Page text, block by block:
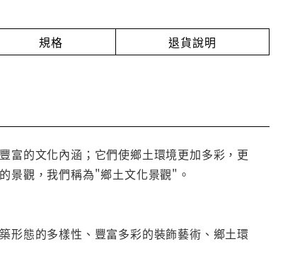
規格 退貨說明
富的文化內涵；它們使鄉土環境更加多彩，更
景觀，我們稱為"鄉土文化景觀"。
形態的多樣性、豐富多彩的裝飾藝術、鄉土環